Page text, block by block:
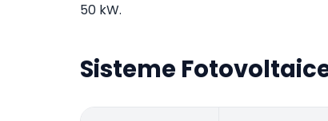
50 kW.
Sisteme